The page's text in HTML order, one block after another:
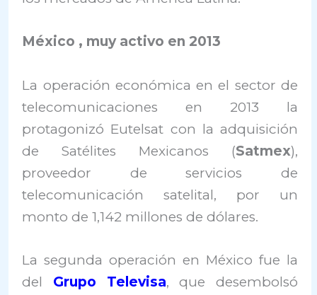
México , muy activo en 2013
La operación económica en el sector de
telecomunicaciones en 2013 la
protagonizó Eutelsat con la adquisición
de Satélites Mexicanos (Satmex),
proveedor de servicios de
telecomunicación satelital, por un
monto de 1,142 millones de dólares.
La segunda operación en México fue la
del Grupo Televisa, que desembolsó